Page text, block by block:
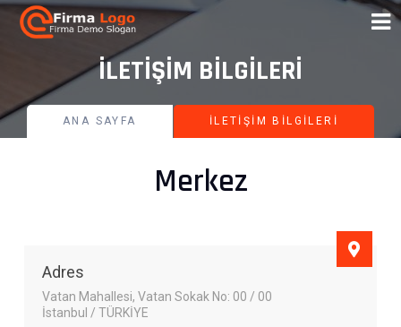
İLETIŞIM BILGILERI
ANA SAYFA İLETIŞIM BILGILERI
Merkez
Adres
Vatan Mahallesi, Vatan Sokak No: 00 / 00
İstanbul / TÜRKİYE